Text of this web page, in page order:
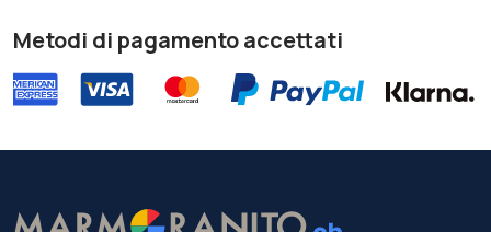
Metodi di pagamento accettati